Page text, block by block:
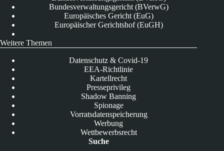
Bundesverwaltungsgericht (BVerwG)
Europäisches Gericht (EuG)
Europäischer Gerichtshof (EuGH)
Weitere Themen
Datenschutz & Covid-19
EEA-Richtlinie
Kartellrecht
Presseprivileg
Shadow Banning
Spionage
Vorratsdatenspeicherung
Werbung
Wettbewerbsrecht
Suche